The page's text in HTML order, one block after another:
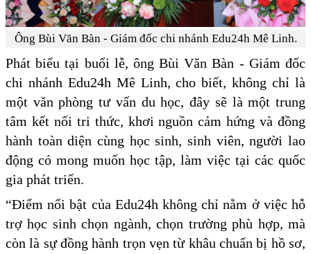
Ông Bùi Văn Bàn - Giám đốc chi nhánh Edu24h Mê Linh.
Phát biểu tại buổi lễ, ông Bùi Văn Bàn - Giám đốc
chi nhánh Edu24h Mê Linh, cho biết, không chỉ là
một văn phòng tư vấn du học, đây sẽ là một trung
tâm kết nối tri thức, khơi nguồn cảm hứng và đồng
hành toàn diện cùng học sinh, sinh viên, người lao
động có mong muốn học tập, làm việc tại các quốc
gia phát triển.
“Điểm nổi bật của Edu24h không chỉ nằm ở việc hỗ
trợ học sinh chọn ngành, chọn trường phù hợp, mà
còn là sự đồng hành trọn vẹn từ khâu chuẩn bị hồ sơ,